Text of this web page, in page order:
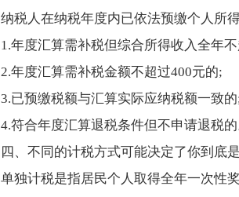
纳税人在纳税年度内已依法预缴个人所
1.年度汇算需补税但综合所得收入全年
2.年度汇算需补税金额不超过400元的;
3.已预缴税额与汇算实际应纳税额一致
4.符合年度汇算退税条件但不申请退税
四、不同的计税方式可能决定了你到底
单独计税是指居民个人取得全年一次性